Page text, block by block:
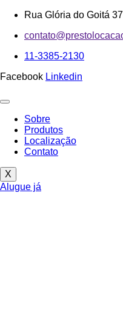
Rua Glória do Goitá
11-3385-2130
Facebook Linkedin
Sobre
Produtos
Localização
Contato
X
Alugue já